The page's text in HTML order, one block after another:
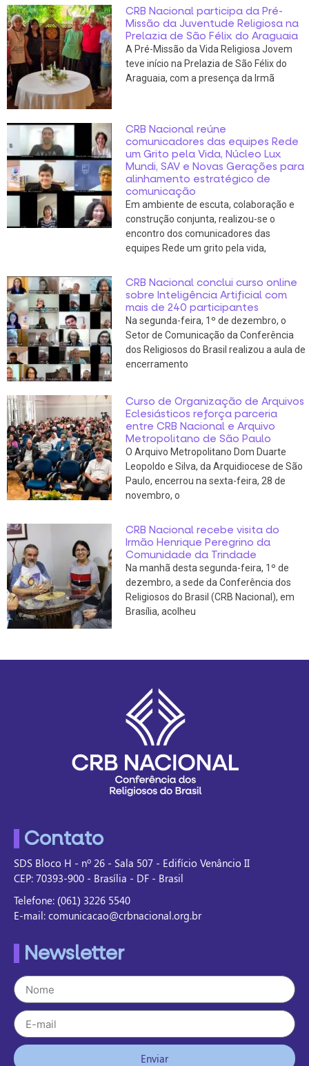
CRB Nacional participa da Pré-
Missão da Juventude Religiosa na
Prelazia de São Félix do Araguaia
A Pré-Missão da Vida Religiosa Jovem
teve início na Prelazia de São Félix do
Araguaia, com a presença da Irmã
CRB Nacional reúne
comunicadores das equipes Rede
um Grito pela Vida, Núcleo Lux
Mundi, SAV e Novas Gerações para
alinhamento estratégico de
comunicação
Em ambiente de escuta, colaboração e
construção conjunta, realizou-se o
encontro dos comunicadores das
equipes Rede um grito pela vida,
CRB Nacional conclui curso online
sobre Inteligência Artificial com
mais de 240 participantes
Na segunda-feira, 1º de dezembro, o
Setor de Comunicação da Conferência
dos Religiosos do Brasil realizou a aula de
encerramento
Curso de Organização de Arquivos
Eclesiásticos reforça parceria
entre CRB Nacional e Arquivo
Metropolitano de São Paulo
O Arquivo Metropolitano Dom Duarte
Leopoldo e Silva, da Arquidiocese de São
Paulo, encerrou na sexta-feira, 28 de
novembro, o
CRB Nacional recebe visita do
Irmão Henrique Peregrino da
Comunidade da Trindade
Na manhã desta segunda-feira, 1º de
dezembro, a sede da Conferência dos
Religiosos do Brasil (CRB Nacional), em
Brasília, acolheu
Contato
SDS Bloco H - nº 26 - Sala 507 - Edifício Venâncio II
CEP: 70393-900 - Brasília - DF - Brasil
Telefone: (061) 3226 5540
E-mail: comunicacao@crbnacional.org.br
Newsletter
Enviar